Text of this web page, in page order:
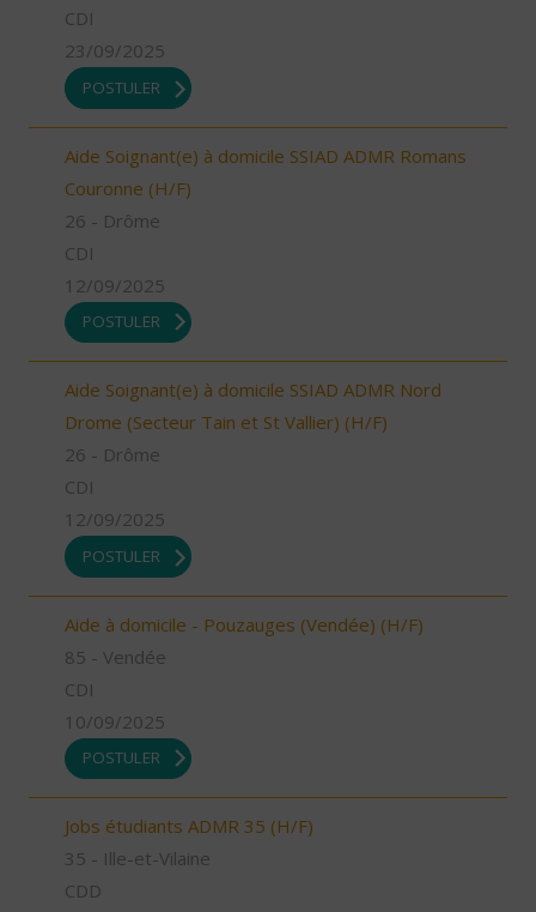
CDI
23/09/2025
POSTULER
Aide Soignant(e) à domicile SSIAD ADMR Romans
Couronne (H/F)
26 - Drôme
CDI
12/09/2025
POSTULER
Aide Soignant(e) à domicile SSIAD ADMR Nord
Drome (Secteur Tain et St Vallier) (H/F)
26 - Drôme
CDI
12/09/2025
POSTULER
Aide à domicile - Pouzauges (Vendée) (H/F)
85 - Vendée
CDI
10/09/2025
POSTULER
Jobs étudiants ADMR 35 (H/F)
35 - Ille-et-Vilaine
CDD